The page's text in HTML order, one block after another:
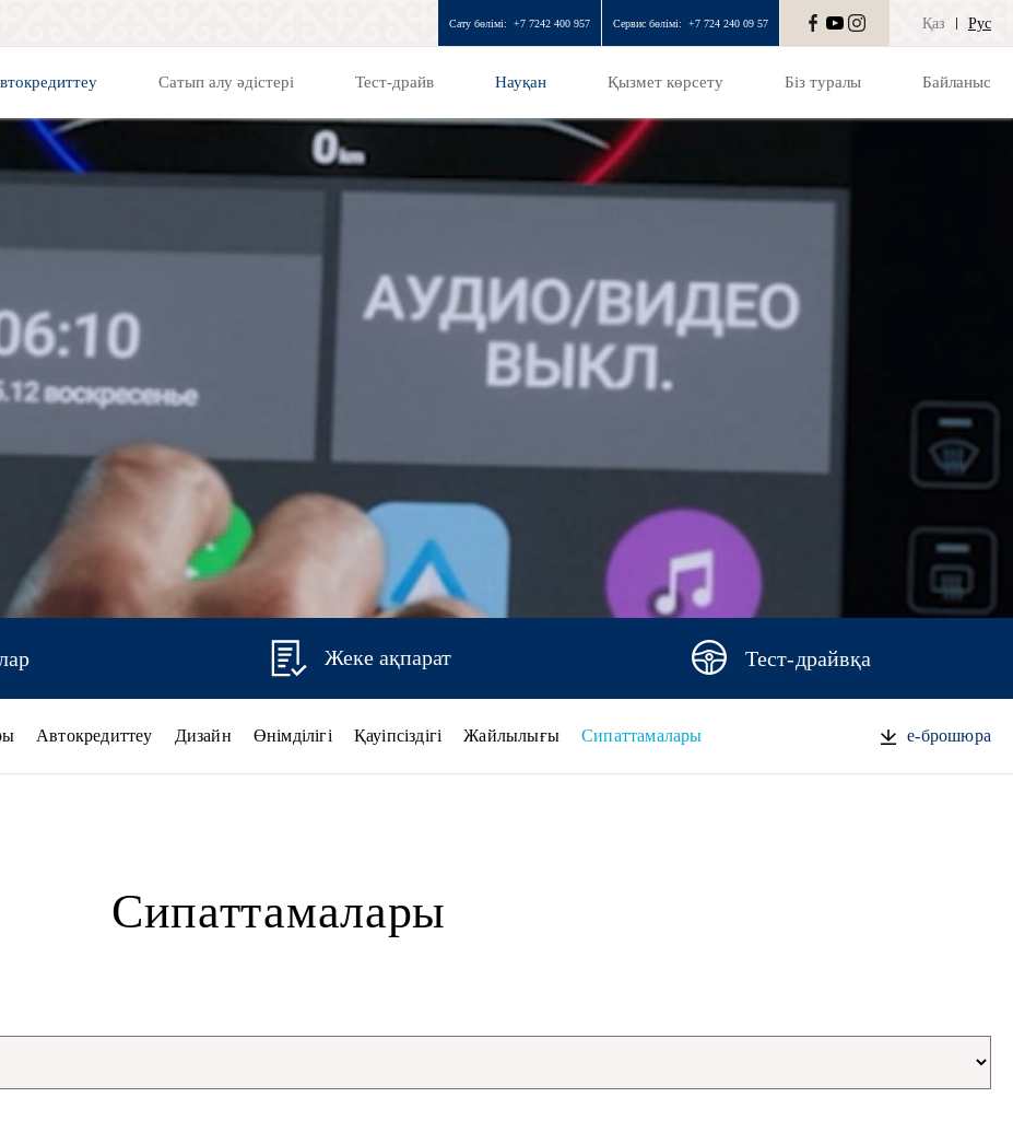
Сату бөлімі: +7 7242 400 957 Сервис бөлімі: +7 724 240 09 57 Қаз Рус
Сатып алу әдістері Тест-драйв Науқан Қызмет көрсету Біз туралы Байланыс
Жеке ақпарат Тест-драйвқа
Автокредиттеу Дизайн Өнімділігі Қауіпсіздігі Жайлылығы Сипаттамалары e-брошюра
Сипаттамалары